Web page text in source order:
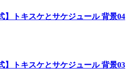
】トキスケとサケジュール 背景04
】トキスケとサケジュール 背景03